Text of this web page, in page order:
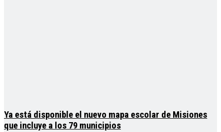
Ya está disponible el nuevo mapa escolar de Misiones
que incluye a los 79 municipios